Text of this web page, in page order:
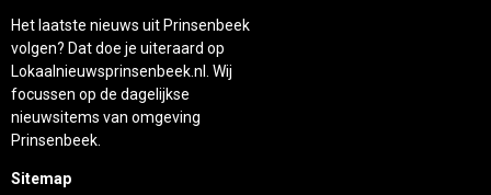
Het laatste nieuws uit Prinsenbeek
volgen? Dat doe je uiteraard op
Lokaalnieuwsprinsenbeek.nl. Wij
focussen op de dagelijkse
nieuwsitems van omgeving
Prinsenbeek.
Sitemap